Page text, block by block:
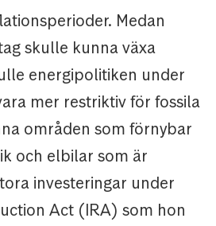
Medan
skulle kunna växa
energipolitiken under
mer restriktiv för fossila
områden som förnybar
och elbilar som är
investeringar under
Act (IRA) som hon